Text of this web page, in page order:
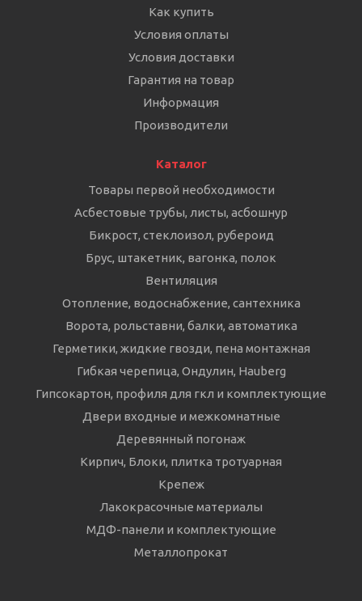
Как купить
Условия оплаты
Условия доставки
Гарантия на товар
Информация
Производители
Каталог
Товары первой необходимости
Асбестовые трубы, листы, асбошнур
Бикрост, стеклоизол, рубероид
Брус, штакетник, вагонка, полок
Вентиляция
Отопление, водоснабжение, сантехника
Ворота, рольставни, балки, автоматика
Герметики, жидкие гвозди, пена монтажная
Гибкая черепица, Ондулин, Hauberg
Гипсокартон, профиля для гкл и комплектующие
Двери входные и межкомнатные
Деревянный погонаж
Кирпич, Блоки, плитка тротуарная
Крепеж
Лакокрасочные материалы
МДФ-панели и комплектующие
Металлопрокат